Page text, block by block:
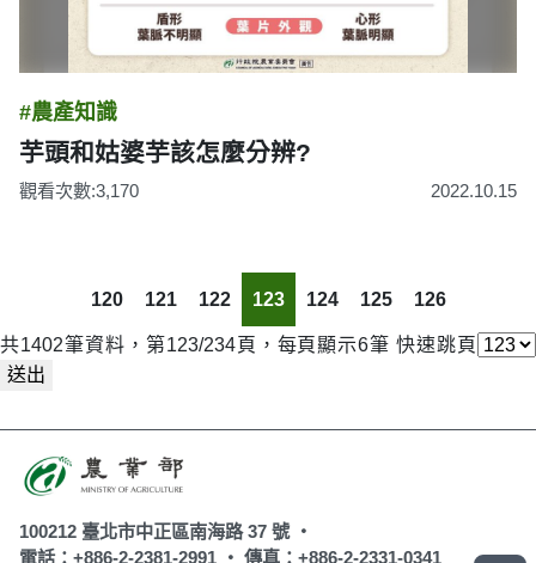
#農產知識
芋頭和姑婆芋該怎麼分辨?
觀看次數:3,170 2022.10.15
120 121 122 123 124 125 126
共1402筆資料，第123/234頁，每頁顯示6筆 快速跳頁
送出
100212 臺北市中正區南海路 37 號 ‧
電話：+886-2-2381-2991 ‧ 傳真：+886-2-2331-0341